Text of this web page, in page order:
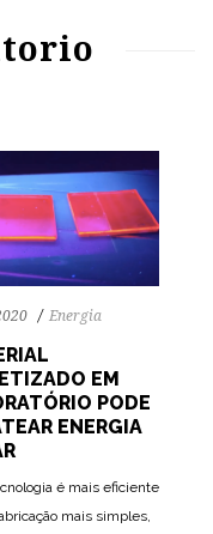
Energia
EM
PODE
ENERGIA
é mais eficiente
mais simples,